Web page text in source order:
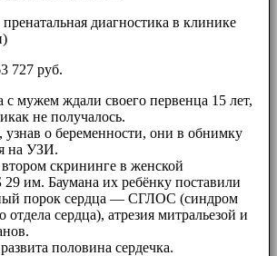
диагностика в клинике
727 руб.
с мужем ждали своего первенца 15 лет,
не получалось.
узнав о беременности, они в обнимку
на УЗИ.
скрининге в женской
им. Баумана их ребёнку поставили
порок сердца — СГЛОС (синдром
отдела сердца), атрезия митральезой и
половина сердечка.